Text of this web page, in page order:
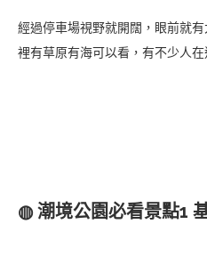
經過停車場視野就開闊，眼前就
裡有草原有海可以看，有不少人
◍ 潮境公園必看景點1